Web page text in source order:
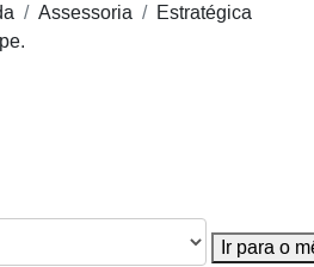
Assessoria
Estratégica
Ir para o